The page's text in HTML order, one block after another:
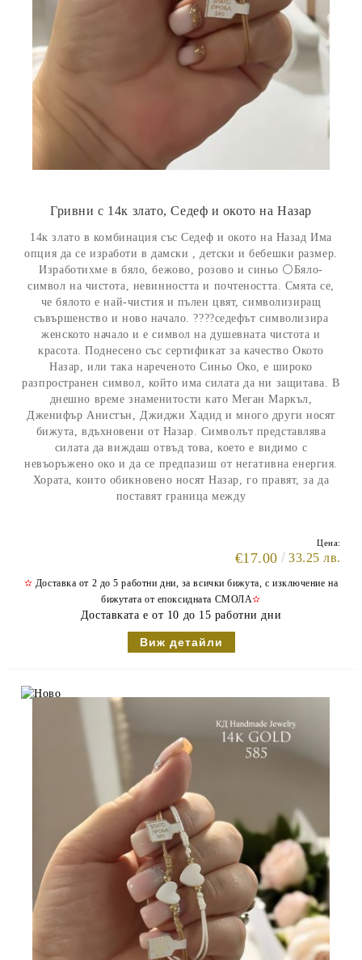
Гривни с 14к злато, Седеф и окото на Назар
14к злато в комбинация със Седеф и окото на Назад Има
опция да се изработи в дамски , детски и бебешки размер.
Изработихме в бяло, бежово, розово и синьо ⚪️Бяло-
символ на чистота, невинността и почтеността. Смята се,
че бялото е най-чистия и пълен цвят, символизиращ
съвършенство и ново начало. ????седефът символизира
женското начало и е символ на душевната чистота и
красота. Поднесено със сертификат за качество Окото
Назар, или така нареченото Синьо Око, е широко
разпространен символ, който има силата да ни защитава. В
днешно време знаменитости като Меган Маркъл,
Дженифър Анистън, Джиджи Хадид и много други носят
бижута, вдъхновени от Назар. Символът представлява
силата да виждаш отвъд това, което е видимо с
невъоръжено око и да се предпазиш от негативна енергия.
Хората, които обикновено носят Назар, го правят, за да
поставят граница между
Цена:
€17.00 33.25 лв.
✫ Доставка от 2 до 5 работни дни, за всички бижута, с изключение на
бижутата от епоксидната СМОЛА✫
Доставката е от 10 до 15 работни дни
Виж детайли